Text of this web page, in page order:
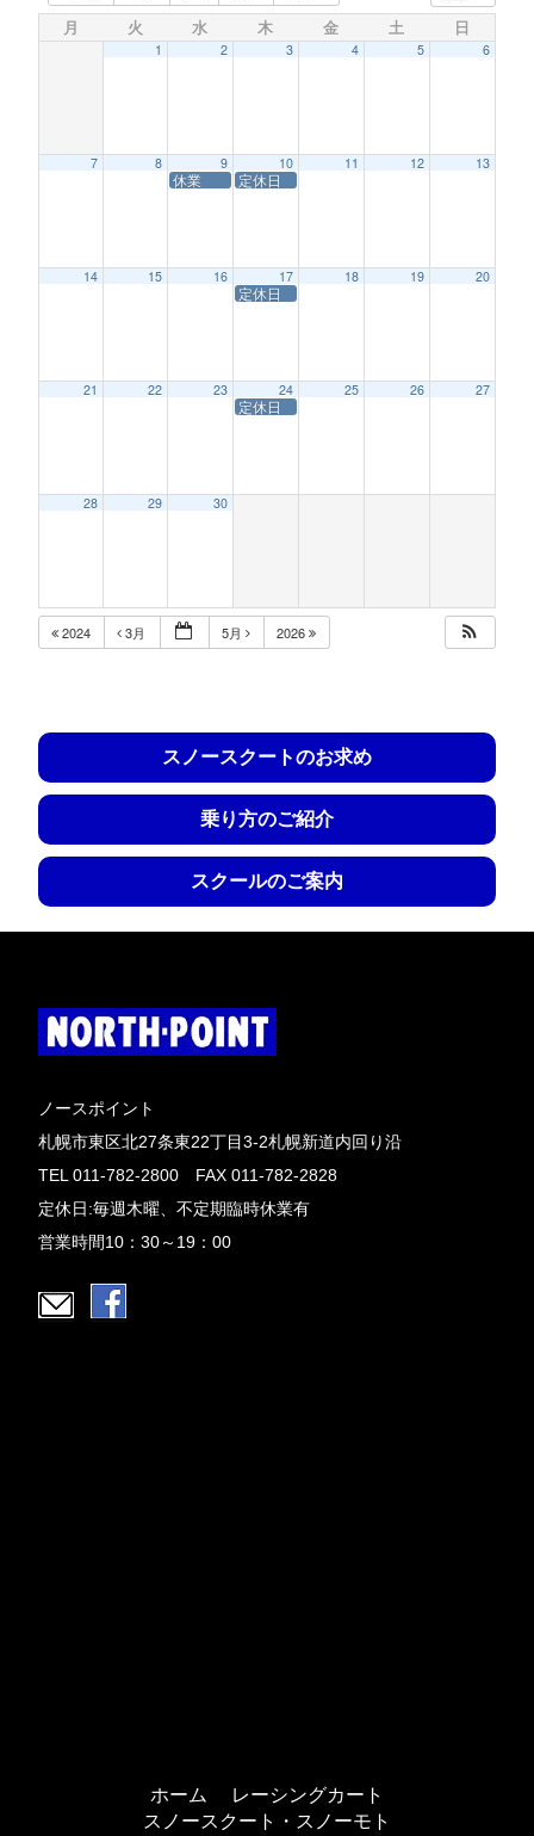
月 火 水 木 金 土 日
1 2 3 4 5 6
7 8 9
休業
10
定休日
11 12 13
14 15 16 17
定休日
18 19 20
21 22 23 24
定休日
25 26 27
28 29 30
2024 3月 5月 2026
スノースクートのお求め
乗り方のご紹介
スクールのご案内
ノースポイント
札幌市東区北27条東22丁目3-2札幌新道内回り沿
TEL 011-782-2800 FAX 011-782-2828
定休日:毎週木曜、不定期臨時休業有
営業時間10：30～19：00
ホーム
レーシングカート
スノースクート・スノーモト